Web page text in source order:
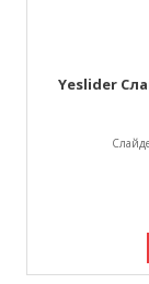
Yeslider